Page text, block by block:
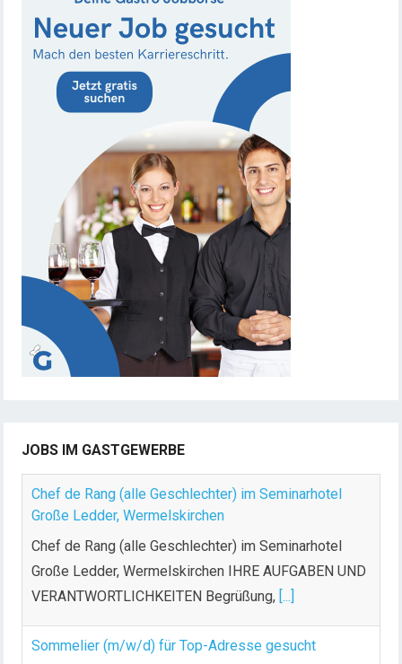
JOBS IM GASTGEWERBE
Chef de Rang (alle Geschlechter) im Seminarhotel
Große Ledder, Wermelskirchen
Chef de Rang (alle Geschlechter) im Seminarhotel
Große Ledder, Wermelskirchen IHRE AUFGABEN UND
VERANTWORTLICHKEITEN Begrüßung, [...]
Sommelier (m/w/d) für Top-Adresse gesucht